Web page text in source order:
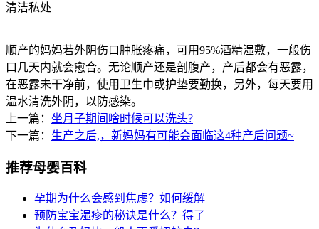
清洁私处
顺产的妈妈若外阴伤口肿胀疼痛，可用95%酒精湿敷，一般伤
口几天内就会愈合。无论顺产还是剖腹产，产后都会有恶露，
在恶露未干净前，使用卫生巾或护垫要勤换，另外，每天要用
温水清洗外阴，以防感染。
上一篇： 坐月子期间啥时候可以洗头?
下一篇： 生产之后,，新妈妈有可能会面临这4种产后问题~
推荐母婴百科
孕期为什么会感到焦虑？如何缓解
预防宝宝湿疹的秘诀是什么？得了